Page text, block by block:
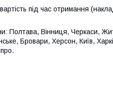
під час отримання
Полтава, Вінниця, Черкаси,
Бровари, Херсон, Київ,